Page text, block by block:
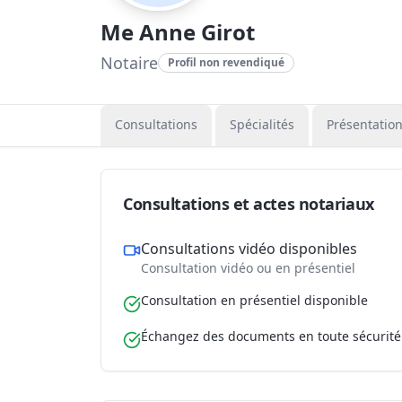
Me Anne Girot
Notaire Profil non revendiqué
Consultations Spécialités Présentation
Consultations et actes notariaux
Consultations vidéo disponibles
Consultation vidéo ou en présentiel
Consultation en présentiel disponible
Échangez des documents en toute sécurité